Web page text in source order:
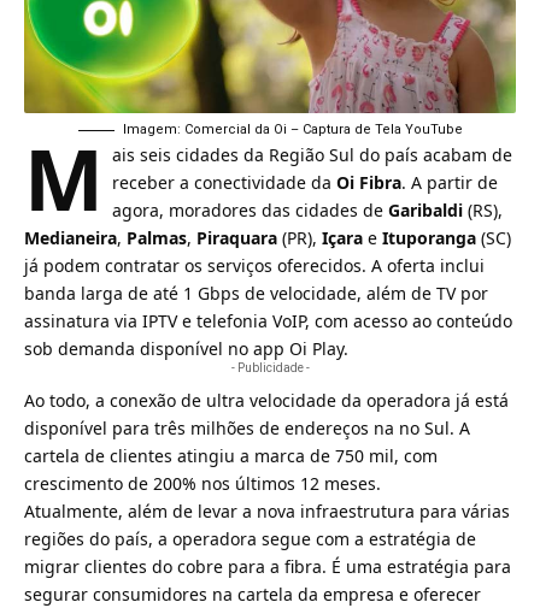
Imagem: Comercial da Oi – Captura de Tela YouTube
M
ais seis cidades da Região Sul do país acabam de
receber a conectividade da Oi Fibra. A partir de
agora, moradores das cidades de Garibaldi (RS),
Medianeira, Palmas, Piraquara (PR), Içara e Ituporanga (SC)
já podem contratar os serviços oferecidos. A oferta inclui
banda larga de até 1 Gbps de velocidade, além de TV por
assinatura via IPTVe telefonia VoIP, com acesso ao conteúdo
sob demanda disponível no app Oi Play.
- Publicidade -
Ao todo, a conexão de ultra velocidade da operadora já está
disponível para três milhões de endereços na no Sul. A
cartela de clientes atingiu a marca de 750 mil, com
crescimento de 200% nos últimos 12 meses.
Atualmente, além de levar a nova infraestrutura para várias
regiões do país, a operadora segue com a estratégia de
migrar clientes do cobre para a fibra. É uma estratégia para
segurar consumidores na cartela da empresa e oferecer